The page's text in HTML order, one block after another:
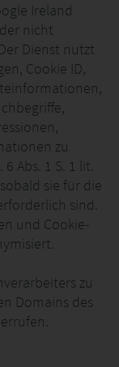
Ireland
nicht
Dienst nutzt
Cookie ID,
zu
Abs. 1 S. 1 lit.
sie für die
sind.
und Cookie-
zu
Domains des